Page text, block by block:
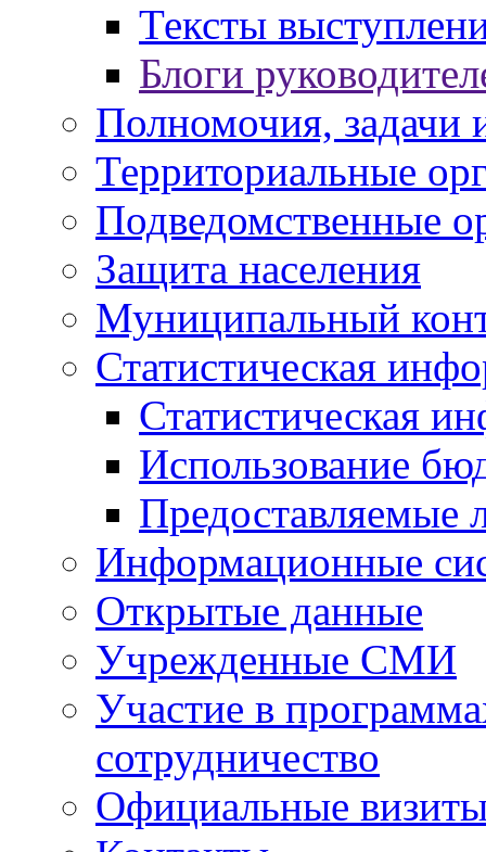
Тексты
Блоги
Полномочия, задачи
Территориальные
Подведомственные
Защита населения
Муниципальный
Статистическая
Статистическая
Использование
Предоставляемые
Информационные
Открытые данные
Учрежденные СМИ
Участие в
сотрудничество
Официальные